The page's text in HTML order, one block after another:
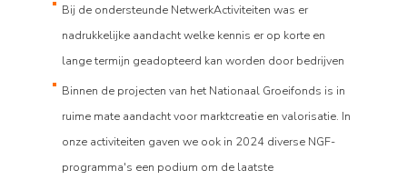
Bij de ondersteunde NetwerkActiviteiten was er
nadrukkelijke aandacht welke kennis er op korte en
lange termijn geadopteerd kan worden door bedrijven
Binnen de projecten van het Nationaal Groeifonds is in
ruime mate aandacht voor marktcreatie en valorisatie. In
onze activiteiten gaven we ook in 2024 diverse NGF-
programma's een podium om de laatste